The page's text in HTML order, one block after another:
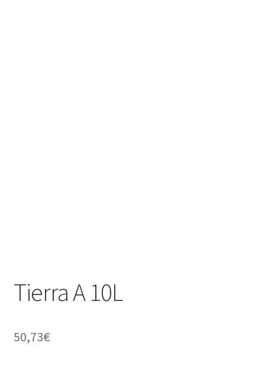
Tierra A 10L
50,73€